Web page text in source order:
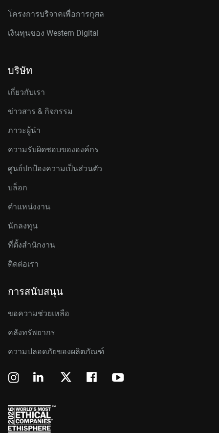
โครงการบริจาคเพื่อการกุศล
เงินทุนของ Western Digital
บริษัท
เกี่ยวกับเรา
ข่าวสาร & กิจกรรม
ภาวะผู้นำ
ความรับผิดชอบขององค์กร
ศูนย์ปกป้องความเป็นส่วนตัว
บล็อก
ตำแหน่งงาน
นักลงทุน
ที่ตั้งสำนักงาน
ติดต่อเรา
การสนับสนุน
ขอความช่วยเหลือ
คลังทรัพยากร
ความปลอดภัยของผลิตภัณฑ์